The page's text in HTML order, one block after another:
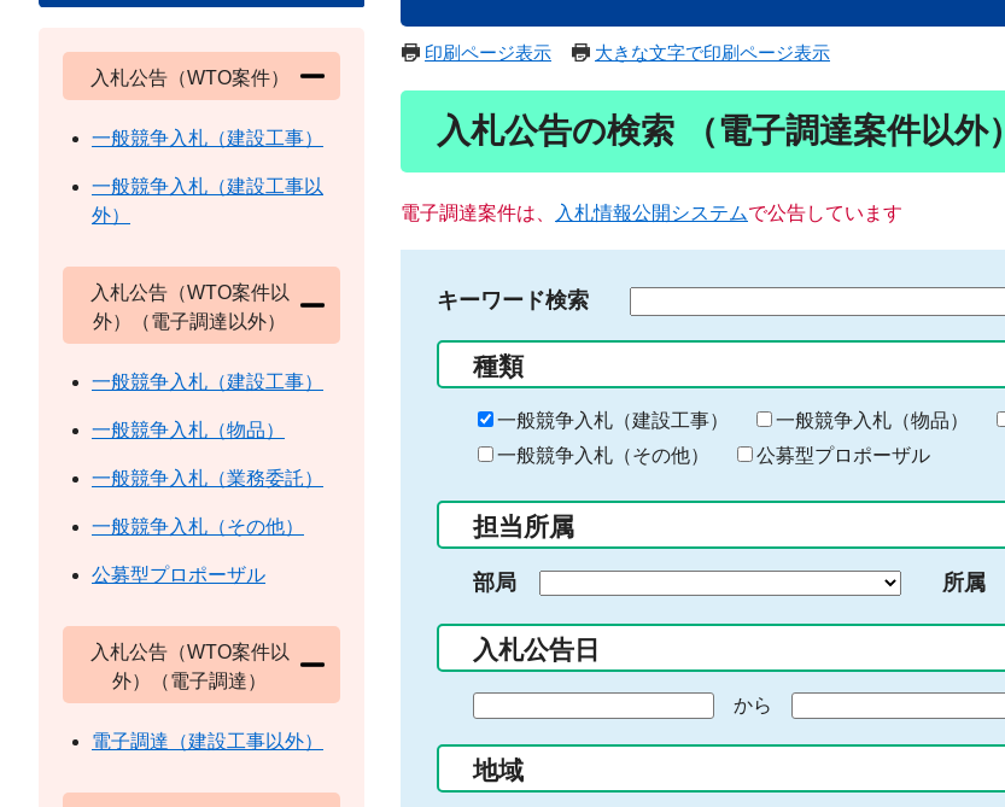
印刷ページ表示 大きな文字で印刷ページ表示
入札公告の検索 （電子調達案件以外）
電子調達案件は、 入札情報公開システムで公告しています
キーワード検索
る
キ
ー
ー
入
力
種類
一般競争入札（建設工事） 一般競争入札（物品）
一般競争入札（その他）
公募型プロポーザル
担当所属
部局 所属
入札公告日
の
始
から
終
地域
入札公告（WTO案件）
一般競争入札（建設工事）
一般競争入札（建設工事以
外）
入札公告（WTO案件以
外）（電子調達以外）
一般競争入札（建設工事）
一般競争入札（物品）
一般競争入札（業務委託）
一般競争入札（その他）
公募型プロポーザル
入札公告（WTO案件以
外）（電子調達）
電子調達（建設工事以外）